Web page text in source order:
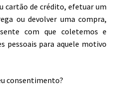
cartão de crédito, efetuar um
ou devolver uma compra,
com que coletemos e
pessoais para aquele motivo
consentimento?